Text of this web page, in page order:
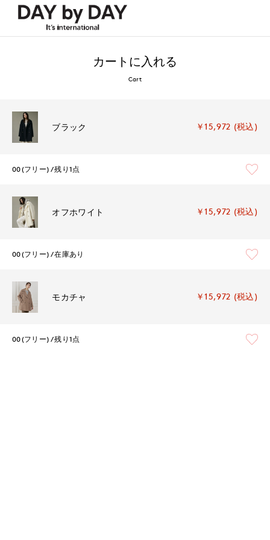
カートに入れる
Cart
ブラック ￥15,972 (税込)
00(フリー) 残り1点
オフホワイト ￥15,972 (税込)
00(フリー) 在庫あり
モカチャ ￥15,972 (税込)
00(フリー) 残り1点